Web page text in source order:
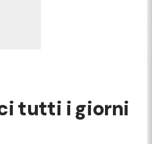
tutti i giorni